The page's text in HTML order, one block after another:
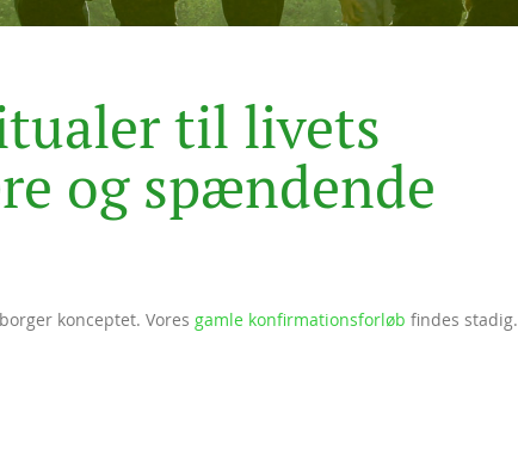
tualertil livets
re og spændende
konceptet. Vores gamle konfirmationsforløb findes stadig.